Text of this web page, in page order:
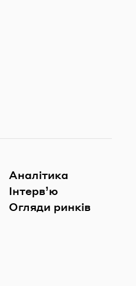
Аналітика
Інтерв’ю
Огляди ринків